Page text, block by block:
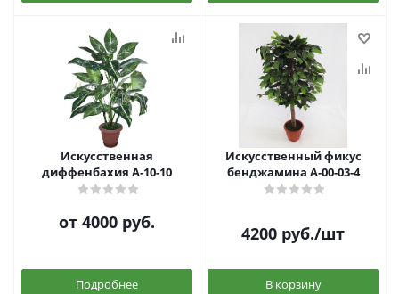
Искусственная
диффенбахия А-10-10
от 4000 руб.
Подробнее
Искусственный фикус
бенджамина А-00-03-4
4200 руб./шт
В корзину